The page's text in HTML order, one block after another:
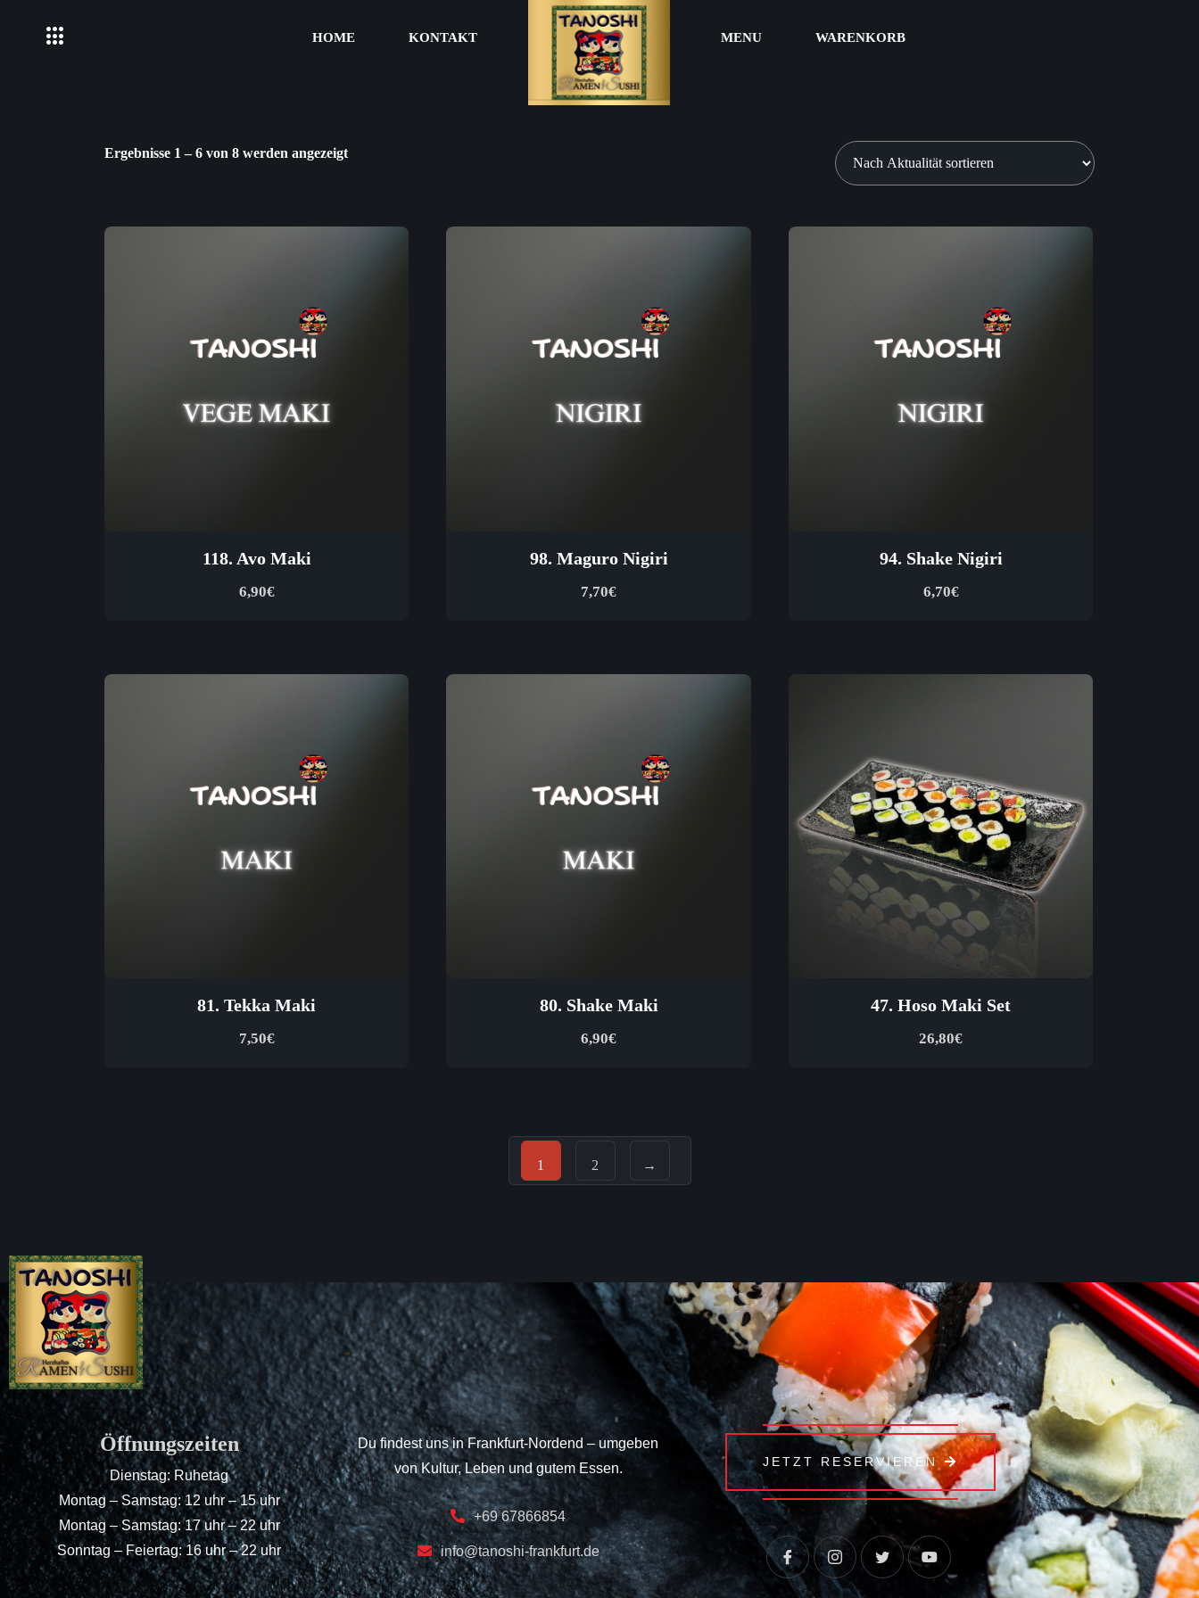
HOME KONTAKT MENU WARENKORB
Ergebnisse 1 – 6 von 8 werden angezeigt
118. Avo Maki
6,90€
98. Maguro Nigiri
7,70€
94. Shake Nigiri
6,70€
81. Tekka Maki
7,50€
80. Shake Maki
6,90€
47. Hoso Maki Set
26,80€
1 2 →
Öffnungszeiten
Dienstag: Ruhetag
Montag – Samstag: 12 uhr – 15 uhr
Montag – Samstag: 17 uhr – 22 uhr
Sonntag – Feiertag: 16 uhr – 22 uhr
Du findest uns in Frankfurt-Nordend – umgeben
von Kultur, Leben und gutem Essen.
+69 67866854
info@tanoshi-frankfurt.de
JETZT RESERVIEREN